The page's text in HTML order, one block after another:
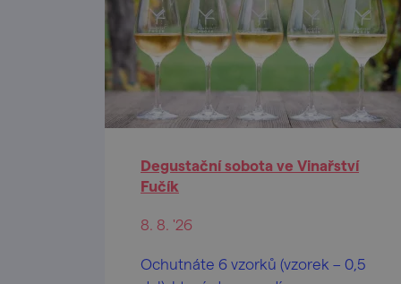
Degustační sobota ve Vinařství
Fučík
8. 8. '26
Ochutnáte 6 vzorků (vzorek – 0,5